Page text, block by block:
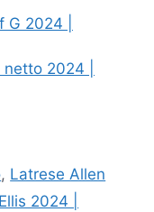
2024 |
2024 |
, Latrese Allen
2024 |